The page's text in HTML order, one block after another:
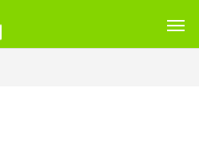
用者さんから